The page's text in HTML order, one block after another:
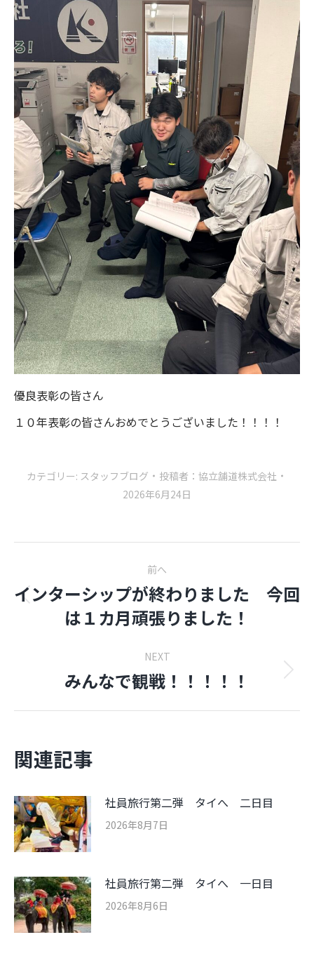
優良表彰の皆さん
１０年表彰の皆さんおめでとうございました！！！！
カテゴリー: スタッフブログ 投稿者： 協立舗道株式会社
2026年6月24日
navigation
前へ
前
の
稿:
インターシップが終わりました 今回
は１カ月頑張りました！
NEXT
Next
みんなで観戦！！！！！
関連記事
社員旅行第二弾 タイへ 二日目
2026年8月7日
社員旅行第二弾 タイへ 一日目
2026年8月6日